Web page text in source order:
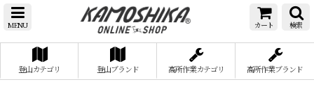
MENU カート 検索
登山カテゴリ 登山ブランド 高所作業カテゴリ 高所作業ブランド